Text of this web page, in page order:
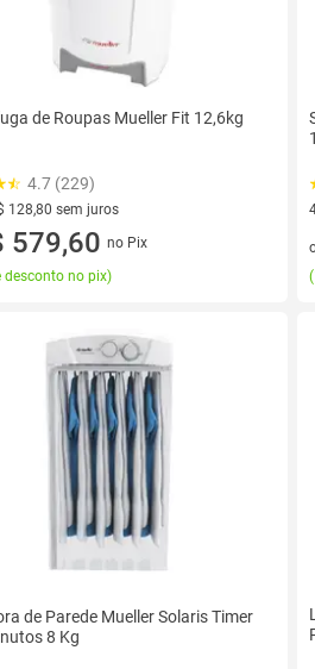
de Roupas Mueller Fit 12,6kg
4.7 (229)
128,80 sem juros
R$ 128,80 sem juros
579,60 no Pix
desconto no pix)
(
de Parede Mueller Solaris Timer
8 Kg